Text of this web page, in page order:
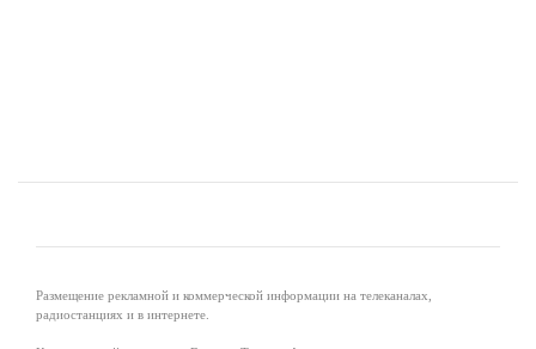
Размещение рекламной и коммерческой информации на телеканалах,
радиостанциях и в интернете.